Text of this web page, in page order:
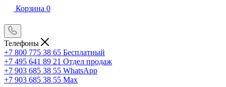
Корзина 0
Телефоны
+7 800 775 38 65 Бесплатный
+7 495 641 89 21 Отдел продаж
+7 903 685 38 55 WhatsApp
+7 903 685 38 55 Max